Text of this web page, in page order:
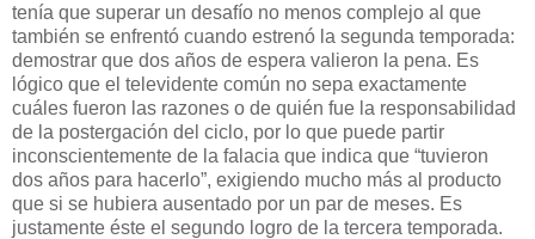
tenía que superar un desafío no menos complejo al que
también se enfrentó cuando estrenó la segunda temporada:
demostrar que dos años de espera valieron la pena. Es
lógico que el televidente común no sepa exactamente
cuáles fueron las razones o de quién fue la responsabilidad
de la postergación del ciclo, por lo que puede partir
inconscientemente de la falacia que indica que “tuvieron
dos años para hacerlo”, exigiendo mucho más al producto
que si se hubiera ausentado por un par de meses. Es
justamente éste el segundo logro de la tercera temporada.